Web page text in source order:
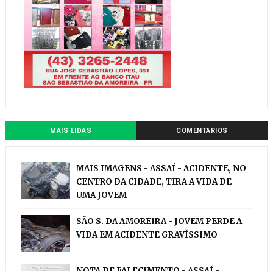
MAIS LIDAS COMENTÁRIOS
MAIS IMAGENS - ASSAÍ - ACIDENTE, NO
CENTRO DA CIDADE, TIRA A VIDA DE
UMA JOVEM
SÃO S. DA AMOREIRA - JOVEM PERDE A
VIDA EM ACIDENTE GRAVÍSSIMO